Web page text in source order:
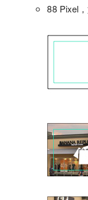
88 Pixel